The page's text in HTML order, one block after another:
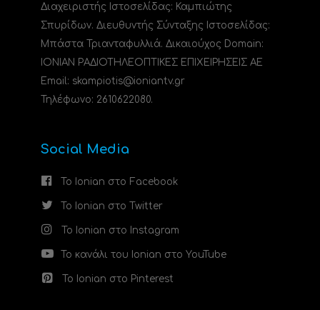
Διαχειριστής Ιστοσελίδας: Καμπιώτης
Σπυρίδων. Διευθυντής Σύνταξης Ιστοσελίδας:
Μπάστα Τριανταφυλλιά. Δικαιούχος Domain:
ΙΟΝΙΑΝ ΡΑΔΙΟΤΗΛΕΟΠΤΙΚΕΣ ΕΠΙΧΕΙΡΗΣΕΙΣ ΑΕ
Email: skampiotis@ioniantv.gr
Τηλέφωνο: 2610622080.
Social Media
Το Ionian στο Facebook
Το Ionian στο Twitter
Το Ionian στο Instagram
Το κανάλι του Ionian στο YouTube
Το Ionian στο Pinterest